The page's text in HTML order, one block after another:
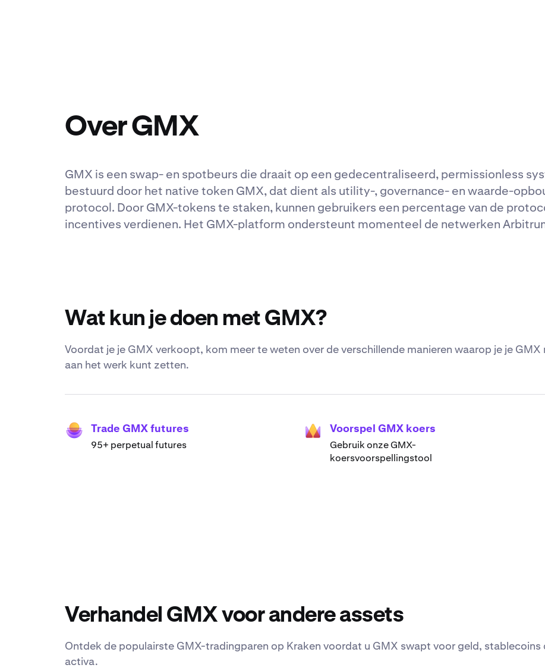
Over GMX
GMX is een swap- en spotbeurs die draait op een gedecentraliseerd, permissionless
bestuurd door het native token GMX, dat dient als utility-, governance- en waarde-
protocol. Door GMX-tokens te staken, kunnen gebruikers een percentage van de
incentives verdienen. Het GMX-platform ondersteunt momenteel de netwerken
Wat kun je doen met GMX?
Voordat je je GMX verkoopt, kom meer te weten over de verschillende manieren waarop je je GMX
aan het werk kunt zetten.
Trade GMX futures
95+ perpetual futures
Voorspel GMX koers
Gebruik onze GMX-
koersvoorspellingstool
Verhandel GMX voor andere assets
Ontdek de populairste GMX-tradingparen op Kraken voordat u GMX swapt voor geld, stablecoins
activa.